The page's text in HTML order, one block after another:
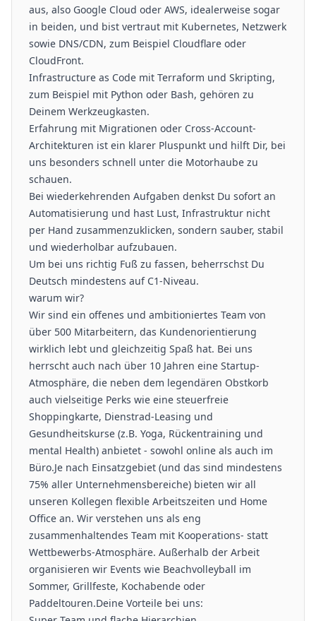
aus, also Google Cloud oder AWS, idealerweise sogar
in beiden, und bist vertraut mit Kubernetes, Netzwerk
sowie DNS/CDN, zum Beispiel Cloudflare oder
CloudFront.
Infrastructure as Code mit Terraform und Skripting,
zum Beispiel mit Python oder Bash, gehören zu
Deinem Werkzeugkasten.
Erfahrung mit Migrationen oder Cross-Account-
Architekturen ist ein klarer Pluspunkt und hilft Dir, bei
uns besonders schnell unter die Motorhaube zu
schauen.
Bei wiederkehrenden Aufgaben denkst Du sofort an
Automatisierung und hast Lust, Infrastruktur nicht
per Hand zusammenzuklicken, sondern sauber, stabil
und wiederholbar aufzubauen.
Um bei uns richtig Fuß zu fassen, beherrschst Du
Deutsch mindestens auf C1-Niveau.
warum wir?
Wir sind ein offenes und ambitioniertes Team von
über 500 Mitarbeitern, das Kundenorientierung
wirklich lebt und gleichzeitig Spaß hat. Bei uns
herrscht auch nach über 10 Jahren eine Startup-
Atmosphäre, die neben dem legendären Obstkorb
auch vielseitige Perks wie eine steuerfreie
Shoppingkarte, Dienstrad-Leasing und
Gesundheitskurse (z.B. Yoga, Rückentraining und
mental Health) anbietet - sowohl online als auch im
Büro.Je nach Einsatzgebiet (und das sind mindestens
75% aller Unternehmensbereiche) bieten wir all
unseren Kollegen flexible Arbeitszeiten und Home
Office an. Wir verstehen uns als eng
zusammenhaltendes Team mit Kooperations- statt
Wettbewerbs-Atmosphäre. Außerhalb der Arbeit
organisieren wir Events wie Beachvolleyball im
Sommer, Grillfeste, Kochabende oder
Paddeltouren.Deine Vorteile bei uns: